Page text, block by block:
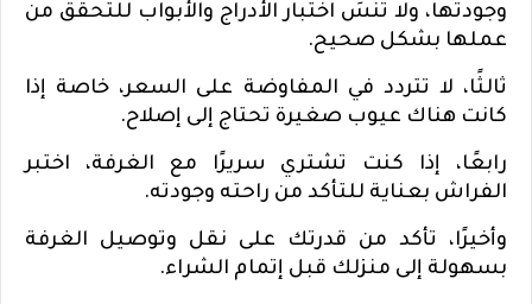
وجودتها، ولا تنسَ اختبار الأدراج والأبواب للتحقق من
عملها بشكل صحيح.
ثالثًا، لا تتردد في المفاوضة على السعر، خاصة إذا
كانت هناك عيوب صغيرة تحتاج إلى إصلاح.
رابعًا، إذا كنت تشتري سريرًا مع الغرفة، اختبر
الفراش بعناية للتأكد من راحته وجودته.
وأخيرًا، تأكد من قدرتك على نقل وتوصيل الغرفة
بسهولة إلى منزلك قبل إتمام الشراء.